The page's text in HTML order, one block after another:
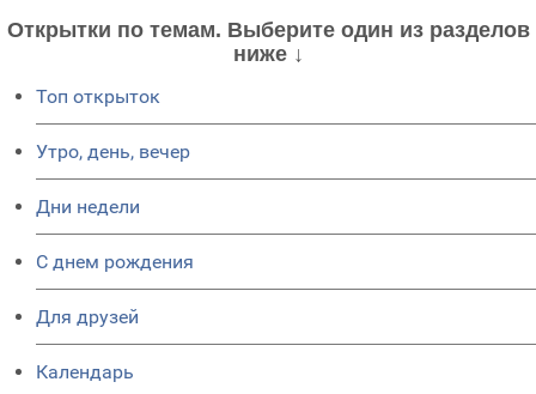
Открытки по темам. Выберите один из разделов
ниже ↓
Топ открыток
Утро, день, вечер
Дни недели
C днем рождения
Для друзей
Календарь